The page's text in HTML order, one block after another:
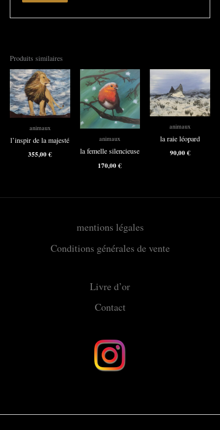
Produits similaires
animaux
l’inspir de la majesté
355,00€
animaux
la femelle silencieuse
170,00€
animaux
la raie léopard
90,00€
mentions légales
Conditions générales de vente
Livre d’or
Contact